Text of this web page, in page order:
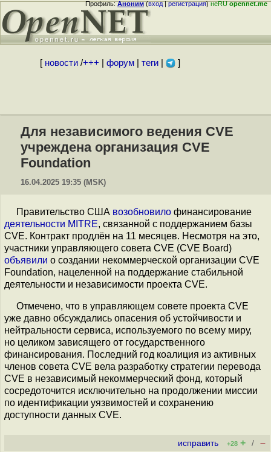
Профиль:Аноним(вход|регистрация)неRUopennet.me
[ новости/+++ форум| теги| ]
Для независимого ведения CVE
учреждена организация CVE
Foundation
16.04.2025 19:35 (MSK)
Правительство США возобновило финансирование
деятельности MITRE, связанной с поддержанием базы
CVE. Контракт продлён на 11 месяцев. Несмотря на это,
участники управляющего совета CVE (CVE Board)
объявили о создании некоммерческой организации CVE
Foundation, нацеленной на поддержание стабильной
деятельности и независимости проекта CVE.
Отмечено, что в управляющем совете проекта CVE
уже давно обсуждались опасения об устойчивости и
нейтральности сервиса, используемого по всему миру,
но целиком зависящего от государственного
финансирования. Последний год коалиция из активных
членов совета CVE вела разработку стратегии перевода
CVE в независимый некоммерческий фонд, который
сосредоточится исключительно на продолжении миссии
по идентификации уязвимостей и сохранению
доступности данных CVE.
исправить +28 + / –